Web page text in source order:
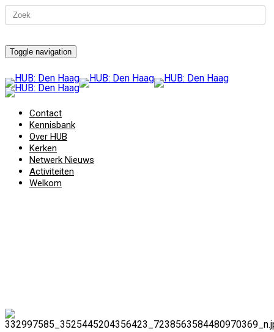
Toggle navigation
Contact
Kennisbank
Over HUB
Kerken
Netwerk Nieuws
Activiteiten
Welkom